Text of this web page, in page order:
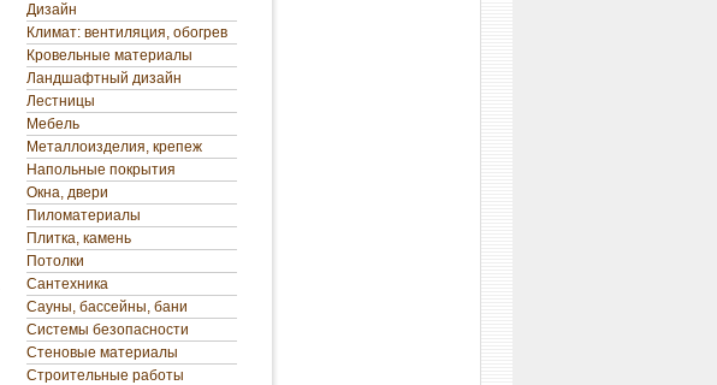
Дизайн
Климат: вентиляция, обогрев
Кровельные материалы
Ландшафтный дизайн
Лестницы
Мебель
Металлоизделия, крепеж
Напольные покрытия
Окна, двери
Пиломатериалы
Плитка, камень
Потолки
Сантехника
Сауны, бассейны, бани
Системы безопасности
Стеновые материалы
Строительные работы